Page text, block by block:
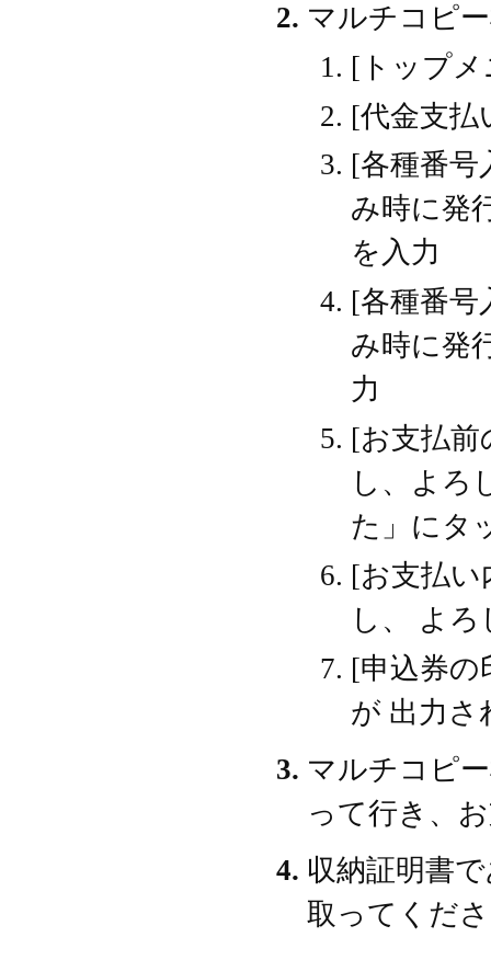
マルチコピ
[トップ
[代金支
[各種番
み時に発
を入力
[各種番
み時に発
力
[お支払
し、よろ
た」にタ
[お支払
し、 よ
[申込券
が 出力さ
マルチコピ
って行き、
収納証明書
取ってくだ